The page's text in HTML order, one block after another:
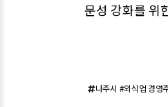
문성 강화를 위
나주시 #외식업 경영